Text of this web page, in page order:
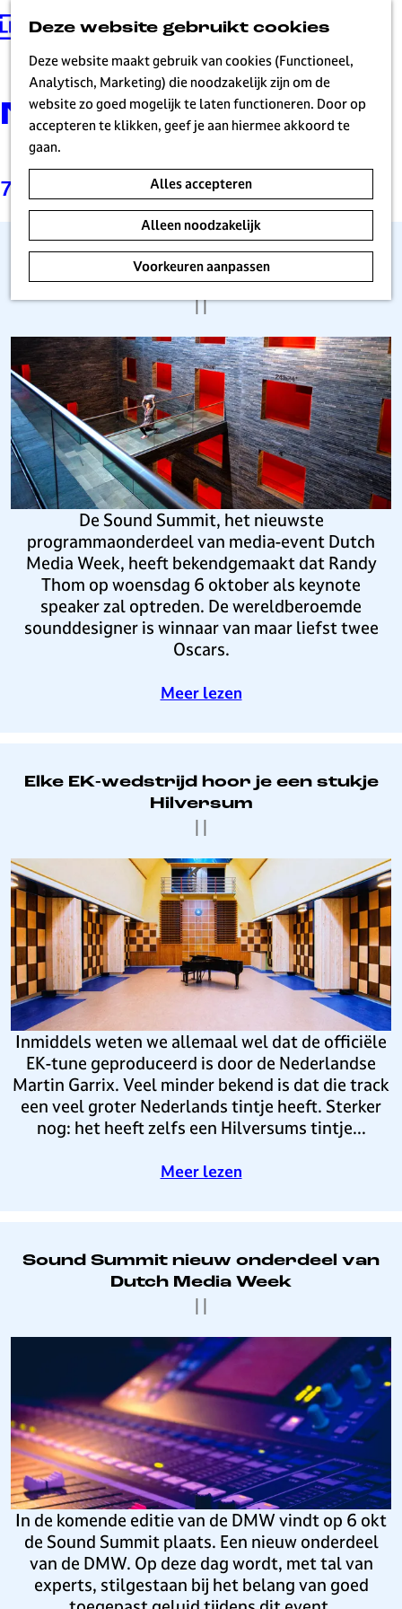
Deze website gebruikt cookies
Deze website maakt gebruik van cookies (Functioneel,
Analytisch, Marketing) die noodzakelijk zijn om de
website zo goed mogelijk te laten functioneren. Door op
accepteren te klikken, geef je aan hiermee akkoord te
gaan.
Alles accepteren
Alleen noodzakelijk
Voorkeuren aanpassen
G
a
n
a
a
d
h
m
p
g
e
H
i
l
v
e
r
s
u
m
B
u
s
i
Nieuws
7 t/m 12 van 12 resultaten
Oscarwinnaar speaker op Sound
Summit
||
O
s
c
a
r
w
i
n
n
a
a
r
s
p
e
k
p
S
o
u
n
d
S
u
m
m
i
De Sound Summit, het nieuwste
programmaonderdeel van media-event Dutch
Media Week, heeft bekendgemaakt dat Randy
Thom op woensdag 6 oktober als keynote
speaker zal optreden. De wereldberoemde
sounddesigner is winnaar van maar liefst twee
Oscars.
Meer lezen
o
O
s
c
a
r
w
i
n
n
a
a
s
p
e
a
k
r
o
u
n
d
S
u
m
m
i
t
Elke EK-wedstrijd hoor je een stukje
Hilversum
| |
E
l
k
e
E
K
-
e
d
s
t
r
j
o
r
j
e
e
e
n
t
u
k
j
e
H
i
l
v
Inmiddels weten we allemaal wel dat de officiële
EK-tune geproduceerd is door de Nederlandse
Martin Garrix. Veel minder bekend is dat die track
een veel groter Nederlands tintje heeft. Sterker
nog: het heeft zelfs een Hilversums tintje...
Meer lezen
o
E
l
k
e
E
K
-
e
d
s
t
r
i
j
d
h
Sound Summit nieuw onderdeel van
Dutch Media Week
| |
S
o
u
d
S
u
m
m
i
t
n
In de komende editie van de DMW vindt op 6 okt
de Sound Summit plaats. Een nieuw onderdeel
van de DMW. Op deze dag wordt, met tal van
experts, stilgestaan bij het belang van goed